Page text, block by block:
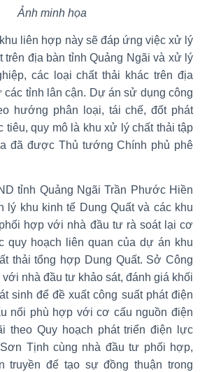
Ảnh minh họa
liên hợp này sẽ đáp ứng việc xử lý
trên địa bàn tỉnh Quảng Ngãi và xử lý
các loại chất thải khác trên địa
các tỉnh lân cận. Dự án sử dụng công
hướng phân loại, tái chế, đốt phát
tiêu, quy mô là khu xử lý chất thải tập
đã được Thủ tướng Chính phủ phê
tỉnh Quảng Ngãi Trần Phước Hiền
lý khu kinh tế Dung Quất và các khu
hợp với nhà đầu tư rà soát lại cơ
quy hoạch liên quan của dự án khu
thải tổng hợp Dung Quất. Sở Công
nhà đầu tư khảo sát, đánh giá khối
sinh để đề xuất công suất phát điện
nối phù hợp với cơ cấu nguồn điện
theo Quy hoạch phát triển điện lực
Tịnh cùng nhà đầu tư phối hợp,
truyền để tạo sự đồng thuận trong